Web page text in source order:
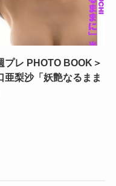
プレ PHOTO BOOK＞
亜梨沙「妖艶なるまま